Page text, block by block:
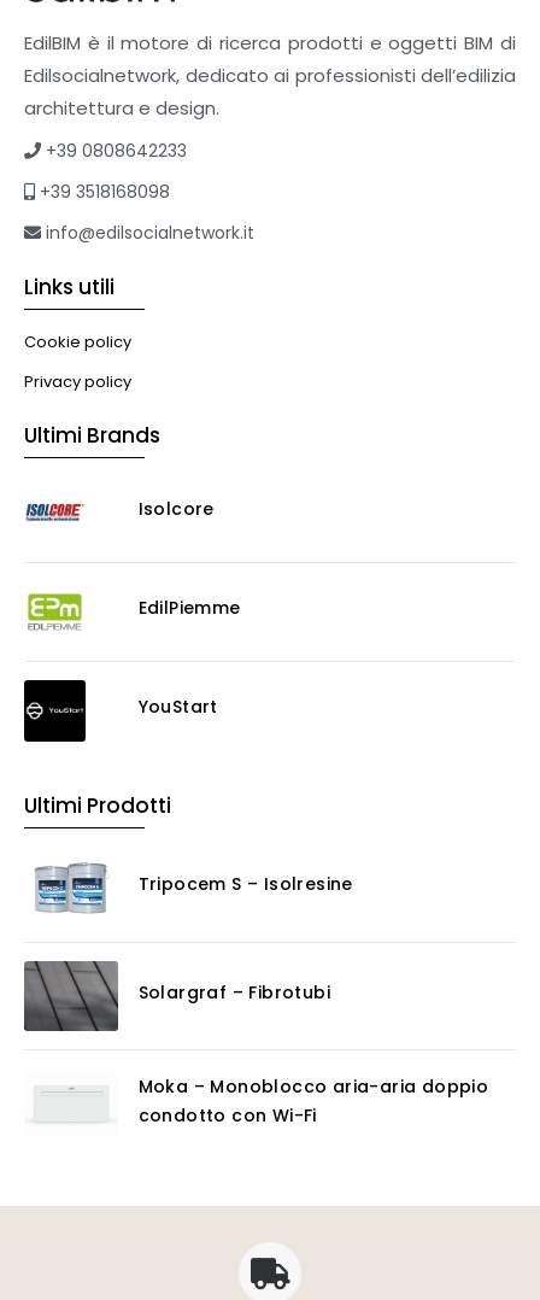
EdilBIM è il motore di ricerca prodotti e oggetti BIM di
Edilsocialnetwork, dedicato ai professionisti dell’edilizia
architettura e design.
+39 0808642233
+39 3518168098
info@edilsocialnetwork.it
Links utili
Cookie policy
Privacy policy
Ultimi Brands
Isolcore
EdilPiemme
YouStart
Ultimi Prodotti
Tripocem S – Isolresine
Solargraf – Fibrotubi
Moka – Monoblocco aria-aria doppio
condotto con Wi-Fi